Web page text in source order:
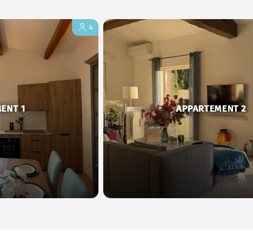
1
4
APPARTEMENT 2